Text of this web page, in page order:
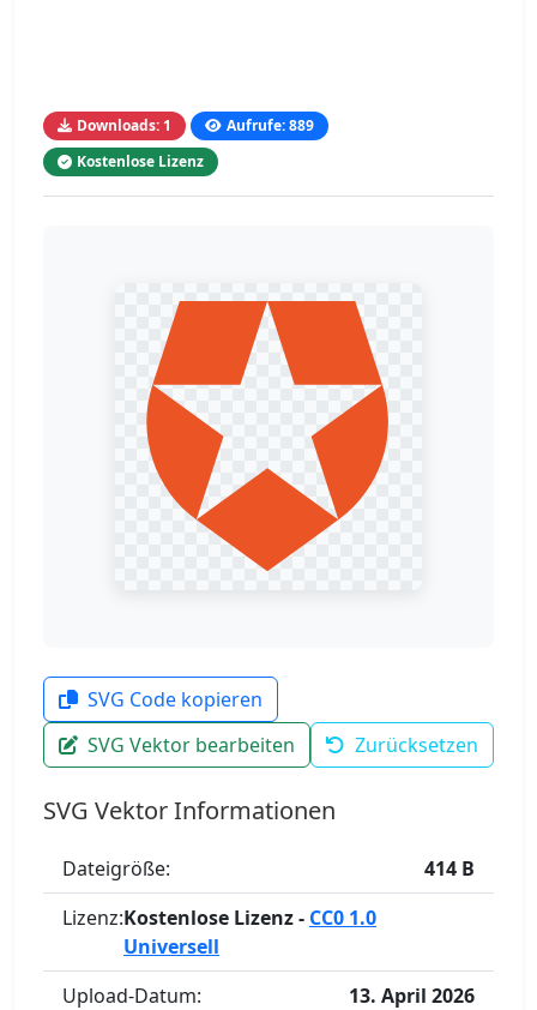
Downloads: 1
Aufrufe: 889
Kostenlose Lizenz
SVG Code kopieren
SVG Vektor bearbeiten
Zurücksetzen
SVG Vektor Informationen
Dateigröße:
414 B
Lizenz:Kostenlose Lizenz - CC0 1.0
Universell
Upload-Datum:
13. April 2026